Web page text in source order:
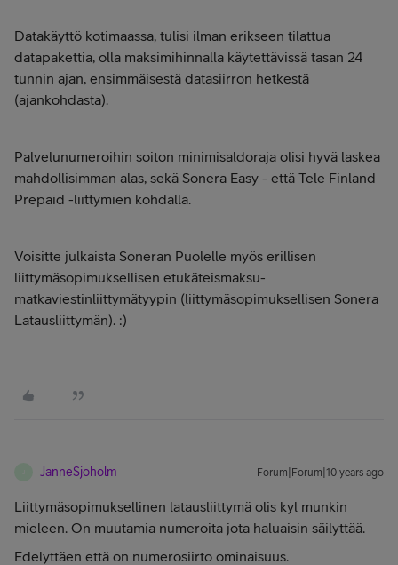
Datakäyttö kotimaassa, tulisi ilman erikseen tilattua
datapakettia, olla maksimihinnalla käytettävissä tasan 24
tunnin ajan, ensimmäisestä datasiirron hetkestä
(ajankohdasta).
Palvelunumeroihin soiton minimisaldoraja olisi hyvä laskea
mahdollisimman alas, sekä Sonera Easy - että Tele Finland
Prepaid -liittymien kohdalla.
Voisitte julkaista Soneran Puolelle myös erillisen
liittymäsopimuksellisen etukäteismaksu-
matkaviestinliittymätyypin (liittymäsopimuksellisen Sonera
Latausliittymän). :)
JanneSjoholm Forum|Forum|10 years ago
Liittymäsopimuksellinen latausliittymä olis kyl munkin
mieleen. On muutamia numeroita jota haluaisin säilyttää.
Edelyttäen että on numerosiirto ominaisuus.